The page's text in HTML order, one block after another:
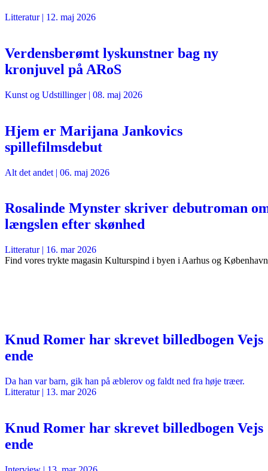
Litteratur| 12. maj 2026
Verdensberømt lyskunstner bag ny
kronjuvel på ARoS
Kunst og Udstillinger| 08. maj 2026
Hjem er Marijana Jankovics
spillefilmsdebut
Alt det andet | 06. maj 2026
Rosalinde Mynster skriver debutroman
længslen efter skønhed
Litteratur| 16. mar 2026
Find vores trykte magasin Kulturspind i byen i Aarhus og København
Knud Romer har skrevet billedbogen Vejs
ende
Da han var barn, gik han på æblerov og faldt ned fra høje træer.
Litteratur| 13. mar 2026
Knud Romer har skrevet billedbogen Vejs
ende